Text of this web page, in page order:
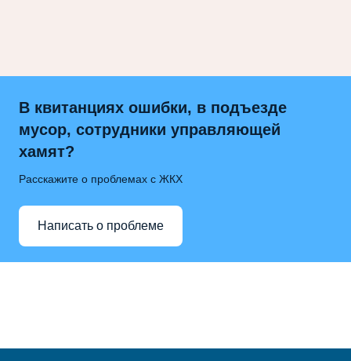
В квитанциях ошибки, в подъезде
мусор, сотрудники управляющей
хамят?
Расскажите о проблемах с ЖКХ
Написать о проблеме